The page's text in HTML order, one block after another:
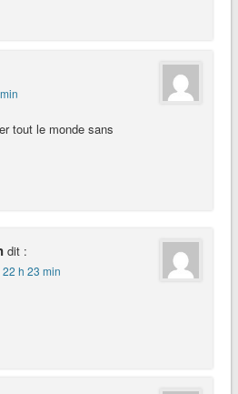
tout le monde sans
dit :
h 23 min